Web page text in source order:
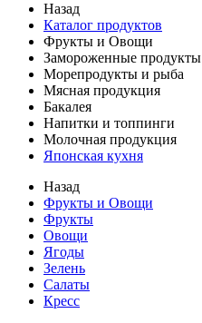
Назад
Каталог продуктов
Фрукты и Овощи
Замороженные продукты
Морепродукты и рыба
Мясная продукция
Бакалея
Напитки и топпинги
Молочная продукция
Японская кухня
Назад
Фрукты и Овощи
Фрукты
Овощи
Ягоды
Зелень
Салаты
Кресс